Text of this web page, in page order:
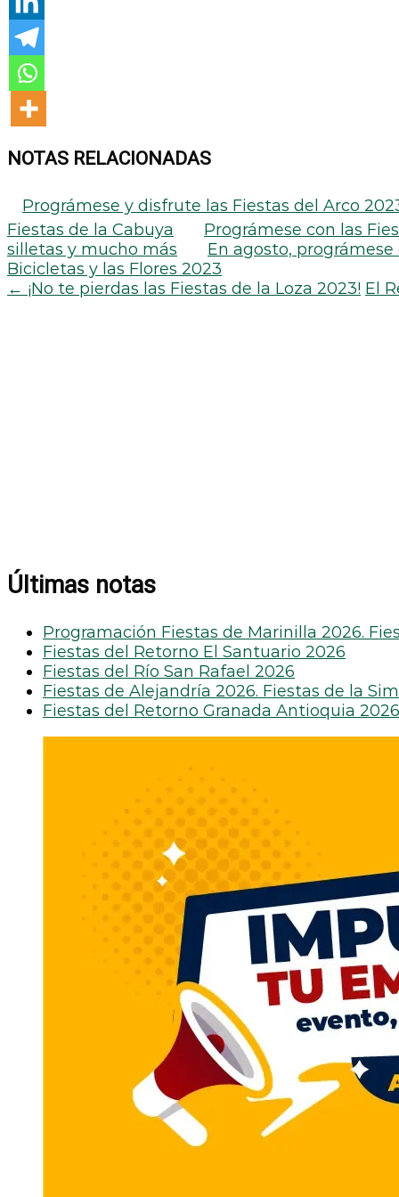
NOTAS RELACIONADAS
Prográmese y disfrute las Fiestas del Arco
Fiestas de la Cabuya
Prográmese con las
silletas y mucho más
En agosto,
Bicicletas y las Flores 2023
← ¡No te pierdas las Fiestas de la Loza 2023! El
Últimas notas
Programación Fiestas de Marinilla 2026.
Fiestas del Retorno El Santuario 2026
Fiestas del Río San Rafael 2026
Fiestas de Alejandría 2026. Fiestas de la
Fiestas del Retorno Granada Antioquia 2026